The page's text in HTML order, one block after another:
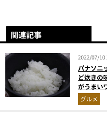
関連記事
2022/07/10
パナソニ
ど炊きの
がうまい
グルメ